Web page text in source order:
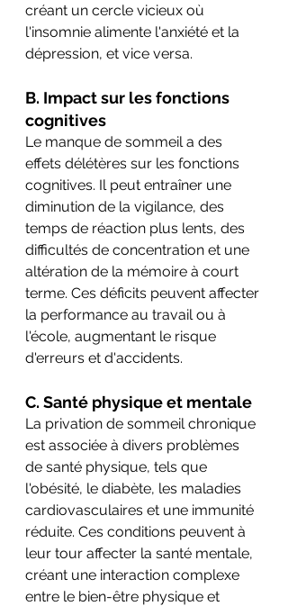
créant un cercle vicieux où
l'insomnie alimente l'anxiété et la
dépression, et vice versa.
B. Impact sur les fonctions
cognitives
Le manque de sommeil a des
effets délétères sur les fonctions
cognitives. Il peut entraîner une
diminution de la vigilance, des
temps de réaction plus lents, des
difficultés de concentration et une
altération de la mémoire à court
terme. Ces déficits peuvent affecter
la performance au travail ou à
l'école, augmentant le risque
d'erreurs et d'accidents.
C. Santé physique et mentale
La privation de sommeil chronique
est associée à divers problèmes
de santé physique, tels que
l'obésité, le diabète, les maladies
cardiovasculaires et une immunité
réduite. Ces conditions peuvent à
leur tour affecter la santé mentale,
créant une interaction complexe
entre le bien-être physique et